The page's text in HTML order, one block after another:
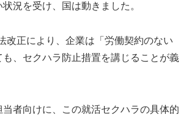
況を受け、国は動きました。
改正により、企業は「労働契約のない
、セクハラ防止措置を講じることが義
者向けに、この就活セクハラの具体的